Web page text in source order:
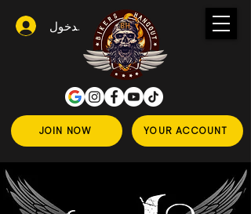
JOIN NOW YOUR ACCOUNT
تسجيل الدخول